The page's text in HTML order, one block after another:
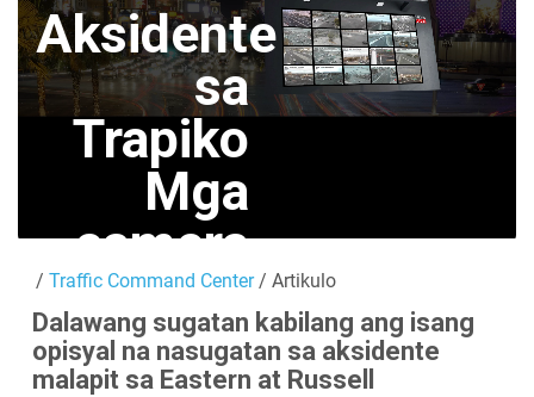
Aksidente
sa
Trapiko
Mga
camera
Mga Live na
Camera
/ Traffic Command Center/ Artikulo
Dalawang sugatan kabilang ang isang
opisyal na nasugatan sa aksidente
malapit sa Eastern at Russell